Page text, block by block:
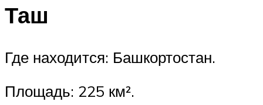
Таш
Где находится: Башкортостан.
Площадь: 225 км².